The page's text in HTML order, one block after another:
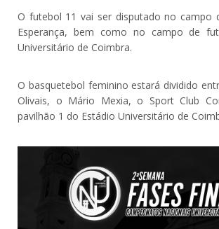
O futebol 11 vai ser disputado no campo
Esperança, bem como no campo de
Universitário de Coimbra.
O basquetebol feminino estará dividido
Olivais, o Mário Mexia, o Sport Club
pavilhão 1 do Estádio Universitário de